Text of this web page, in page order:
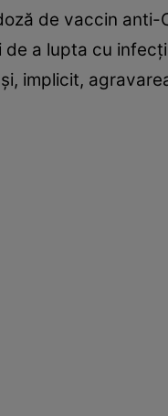
de vaccin anti-
a lupta cu
implicit,